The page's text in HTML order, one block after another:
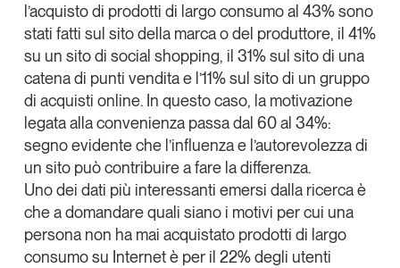
l’acquisto di prodotti di largo consumoal 43%sono
stati fatti sul sito della marca o del produttore, il 41%
su un sito di social shopping, il 31%sul sito di una
catena di punti vendita e l’11%sul sito di un gruppo
di acquisti online. In questo caso, la motivazione
legata alla convenienza passa dal 60 al 34%:
segno evidente che l’influenza e l’autorevolezza di
un sito può contribuire a fare la differenza.
Uno dei dati più interessanti emersi dalla ricerca è
che a domandarequali siano i motivi per cui una
persona non ha mai acquistato prodotti di largo
consumo su Internetè per il 22%degli utenti